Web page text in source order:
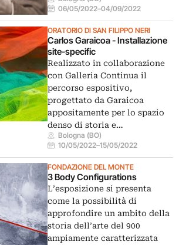
06/05/2022–04/09/2022
ORATORIO DI SAN FILIPPO NERI
Carlos Garaicoa - Installazione
site-specific
Realizzato in collaborazione
con Galleria Continua il
percorso espositivo,
progettato da Garaicoa
appositamente per lo spazio
denso di storia e…
Bologna (BO)
10/05/2022–15/05/2022
FONDAZIONE DEL MONTE
3 Body Configurations
L’esposizione si presenta
come la possibilità di
approfondire un ambito della
storia dell’arte del 900
ampiamente caratterizzata